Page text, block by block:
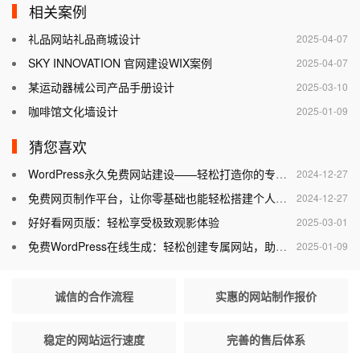
相关案例
2025-04-07
礼品网站礼品商城设计
2025-04-07
SKY INNOVATION 官网建设WIX案例
2025-03-10
某运动器械公司产品手册设计
2025-01-09
咖啡馆文化墙设计
猜您喜欢
2024-12-27
WordPress永久免费网站建设——轻松打造你的专属网站
2024-12-27
免费网页制作平台，让你零基础也能轻松搭建个人网站
2025-03-01
好好看网页版：轻松享受极致观影体验
2025-01-09
免费WordPress在线生成：轻松创建专属网站，助力个人与企业腾飞
诚信的合作流程 实惠的网站制作报价
稳定的网站运行速度 完善的售后体系